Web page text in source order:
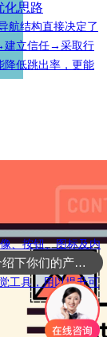
化思路
航结构直接决定了
建立信任→采取行
降低跳出率，更能
、按钮、图标及内
网站设计中，留白
工具，用以提升可
可以介绍下你们的产品么